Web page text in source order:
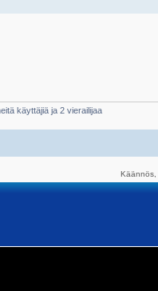
käyttäjiä ja 2 vierailijaa